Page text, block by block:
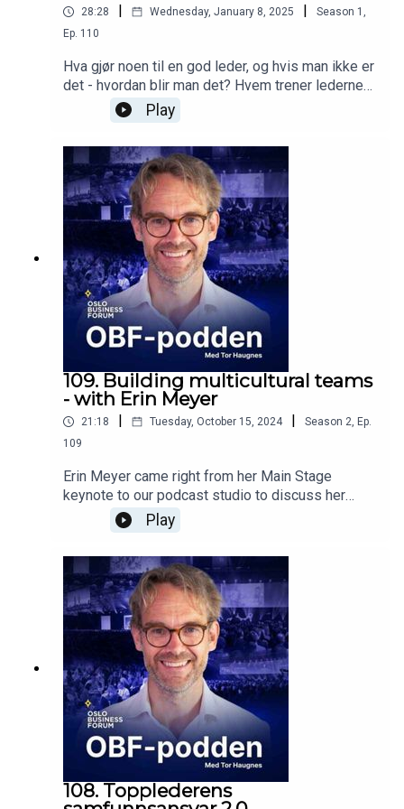
28:28 Wednesday, January 8, 2025 Season 1 ,
Ep. 110
Hva gjør noen til en god leder, og hvis man ikke er
det - hvordan blir man det? Hvem trener lederne
der det blåser mest? Lanseringen av OBF
Leadership prøver å fortelle «hva hvis det er
enkelt å lære ledelse og bli en god leder?».
Hanne Lindbæk og Jacob Schram (CCO og
Grunnleggende Styreformann i selskapet) grer
blant annet gjennom hvorfor det ikke er tilfeldig at
Jon Snow endte på jerntronen, hvorfor det er
teamet som kommer til å drive deg langt og ikke
egoet, samt hva toppledere må trene på.
Play
109. Building multicultural teams
- with Erin Meyer
21:18 Tuesday, October 15, 2024 Season 2, Ep.
109
Erin Meyer came right from her Main Stage
keynote to our podcast studio to discuss her
research in further detail. In this episode you will
hear details from her research not mentioned on-
stage, her personal experiences of standing one
foot on each of the American and European
continents, and what trust that is #1 in building a
multicultural team (and how much time you must
invest to achieve it).
Play
108. Topplederens